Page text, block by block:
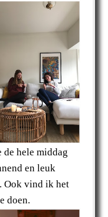
hele middag
en leuk
Ook vind ik het
doen.